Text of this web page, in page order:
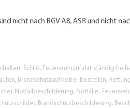
nicht nach BGV A8, ASR und nicht
Schild, Feuerwehrzufahrt ständig
Brandschutzaufkleber bestellen,
Notfallbeschilderung, Notfälle,
Brandschutzbeschilderung,